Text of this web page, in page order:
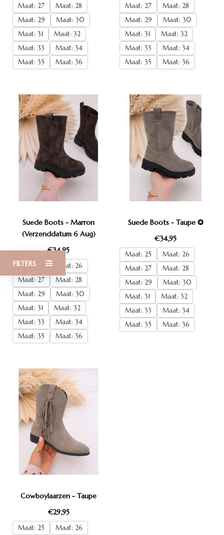
FILTERS
Maat: 27
Maat: 28
Maat: 29
Maat: 30
Maat: 31
Maat: 32
Maat: 33
Maat: 34
Maat: 35
Maat: 36
Maat: 27
Maat: 28
Maat: 29
Maat: 30
Maat: 31
Maat: 32
Maat: 33
Maat: 34
Maat: 35
Maat: 36
Suede Boots - Marron
(Verzenddatum 6 Aug)
€34,95
Maat: 25
Maat: 26
Maat: 27
Maat: 28
Maat: 29
Maat: 30
Maat: 31
Maat: 32
Maat: 33
Maat: 34
Maat: 35
Maat: 36
Suede Boots - Taupe ✪
€34,95
Maat: 25
Maat: 26
Maat: 27
Maat: 28
Maat: 29
Maat: 30
Maat: 31
Maat: 32
Maat: 33
Maat: 34
Maat: 35
Maat: 36
Cowboylaarzen - Taupe
€29,95
Maat: 25
Maat: 26